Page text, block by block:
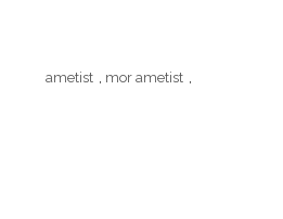
ametist , mor ametist ,